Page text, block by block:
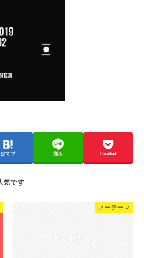
はてブ 送る Pocket
ノーテーマ